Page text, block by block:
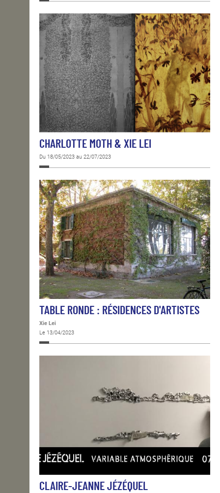
CHARLOTTE MOTH & XIE LEI
Du 18/05/2023 au 22/07/2023
TABLE RONDE : RÉSIDENCES D'ARTISTES
Xie Lei
Le 13/04/2023
CLAIRE-JEANNE JÉZÉQUEL